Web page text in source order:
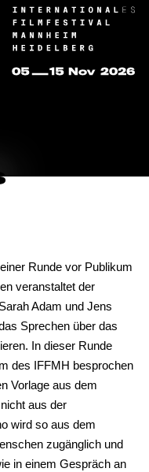
Runde vor Publikum
veranstaltet der
Adam und Jens
Sprechen über das
In dieser Runde
des IFFMH besprochen
Vorlage aus dem
aus der
wird so aus dem
zugänglich und
in einem Gespräch an